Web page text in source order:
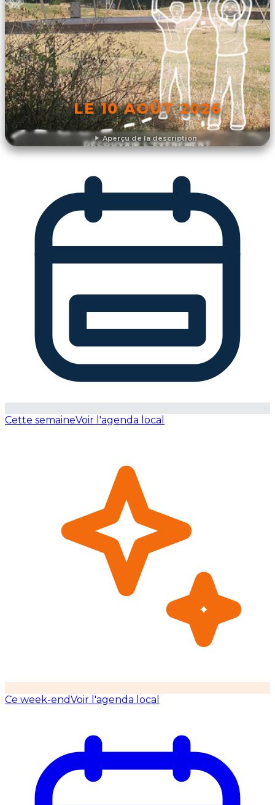
Aperçu de la description
LE 10 AOÛT 2026
DÉCOUVRIR L'ÉVÉNEMENT
Cette semaineVoir l'agenda local
Ce week-endVoir l'agenda local